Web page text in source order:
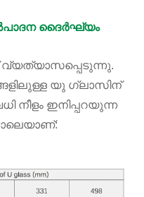
ദൈർഘ്യം
വ്യത്യാസപ്പെടുന്നു.
യു ഗ്ലാസിന്
നീളം ഇനിപ്പറയുന്ന